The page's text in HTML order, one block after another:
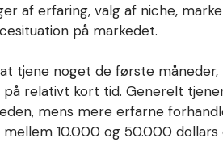
af erfaring, valg af niche,
på markedet.
tjene noget de første
relativt kort tid. Generelt
mens mere erfarne
10.000 og 50.000 dollars